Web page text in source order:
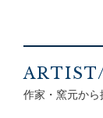
作家・窯元から